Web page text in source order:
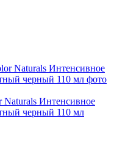
Naturals Интенсивное
черный 110 мл